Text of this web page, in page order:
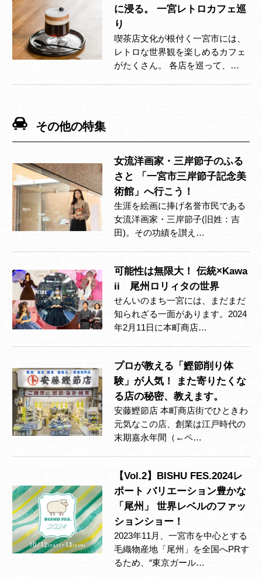
に浸る。 一宮レトロカフェ巡
り
喫茶店文化が根付く一宮市には、
レトロな世界観を楽しめるカフェ
がたくさん。 各店を巡って、…
その他の特集
女流洋画家・三岸節子のふる
さと 「一宮市三岸節子記念美
術館」へ行こう！
生涯を絵画に捧げ名誉市民である
女流洋画家・三岸節子(旧姓：吉
田)。その功績を讃え…
可能性は無限大！ 伝統×Kawa
ii 尾州ロリィタの世界
せんいのまち一宮には、まだまだ
知られざる一面があります。2024
年2月11日に本町商店…
プロが教える「鰹節削り体
験」が人気！ また寄りたくな
る店の秘密、教えます。
安藤鰹節店 本町商店街でひときわ
元気なこの店、創業は江戸時代の
末期嘉永年間（←ペ…
【Vol.2】BISHU FES.2024レ
ポート バリエーション豊かな
「尾州」 世界レベルのファッ
ションショー！
2023年11月、一宮市を中心とする
毛織物産地「尾州」を全国へPRす
るため、“東京ガール…